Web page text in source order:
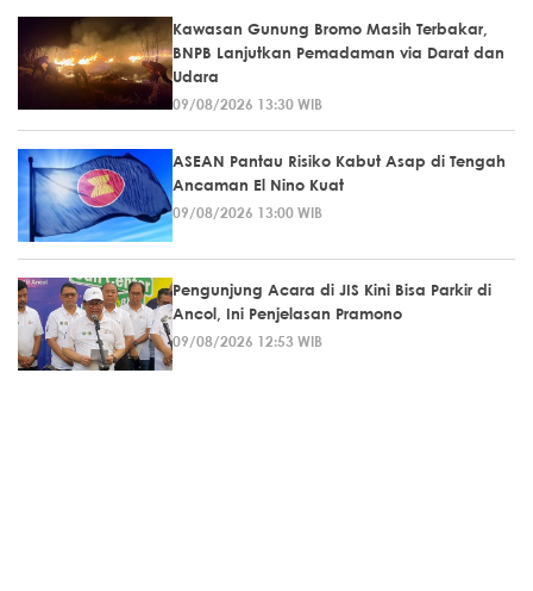
Kawasan Gunung Bromo Masih Terbakar,
BNPB Lanjutkan Pemadaman via Darat dan
Udara
09/08/2026 13:30 WIB
ASEAN Pantau Risiko Kabut Asap di Tengah
Ancaman El Nino Kuat
09/08/2026 13:00 WIB
Pengunjung Acara di JIS Kini Bisa Parkir di
Ancol, Ini Penjelasan Pramono
09/08/2026 12:53 WIB